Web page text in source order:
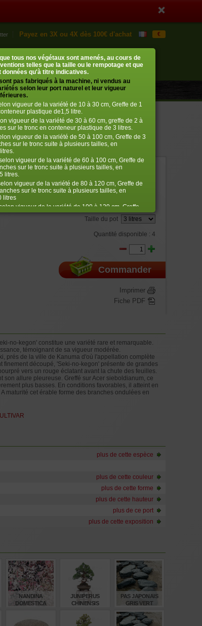
Payez en 3X ou 4X dès 100€ d'achat €
Mon compte
› me connecter 0 article
45,00
Bien choisir la taille
Taille du pot
Quantité disponible : 4
Commander
Imprimer
Fiche PDF
no-kegon' constitue une variété rare et remarquable.
témoignant de sa vigueur modérée.
prés de la ville de Kanuma d'où l'appellation complète
découpé, 'Seki-no-kegon' présente de grandes
vers un rouge éclatant avant la chute des feuilles.
allure pleureuse. Greffé sur Acer sieboldianum, ce
plus basses. En conditions favorables, il atteint en
maturité cet érable forme des branches ondulées en
plus de cette espèce
plus de cette couleur
plus de cette forme
plus de cette hauteur
plus de ce port
plus de cette exposition
NANDINA
DOMESTICA
JUNIPERUS
CHINENSIS
PAS JAPONAIS
GRIS VERT
tous nos végétaux sont amenés, au cours de
telles que la taille ou le rempotage et que
qu'à titre indicatives.
pas fabriqués à la machine, ni vendus au
selon leur port naturel et leur vigueur
vigueur de la variété de 10 à 30 cm, Greffe de 1
plastique de1,5 litre.
vigueur de la variété de 30 à 60 cm, greffe de 2 à
sur le tronc en conteneur plastique de 3 litres.
vigueur de la variété de 50 à 100 cm, Greffe de 3
sur le tronc suite à plusieurs tailles, en
vigueur de la variété de 60 à 100 cm, Greffe de
sur le tronc suite à plusieurs tailles, en
litres.
vigueur de la variété de 80 à 120 cm, Greffe de
sur le tronc suite à plusieurs tailles, en
litres
vigueur de la variété de 100 à 120 cm, Greffe
branches suite à plusieurs tailles, en conteneur
vigueur de la variété de 100 à 120 cm, Greffe de
suite à plusieurs tailles, en conteneur
cette taille le volume de racines est plus important ,
vigueur de la variété de 100 à 120 cm, Greffe de
suite à plusieurs tailles, en conteneur